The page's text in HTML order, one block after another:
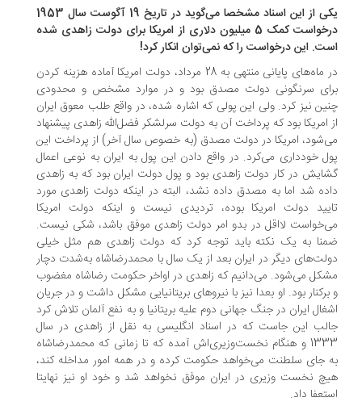
یکی از این اسناد مشخصا می‌گوید در تاریخ 19 آگوست سال 1953
درخواست کمک 5 میلیون دلاری از امریکا برای دولت زاهدی شده
این درخواست را که نمی‌توان انکار کرد!
در ماه‌های پایانی منتهی به 28 مرداد، دولت امریکا آماده هزینه کردن
سرنگونی دولت مصدق بود و در موارد مشخص و محدودی
نیز کرد. ولی این پولی که اشاره شده، در واقع طلب معوق ایران
امریکا بود که پرداخت آن به دولت سرلشکر فضل‌الله زاهدی پیشنهاد
امریکا در دولت مصدق (به خصوص سال آخر) از پرداخت این
خودداری می‌کرد. در واقع دادن این پول به ایران به نوعی اعمال
در کار دولت زاهدی بود و پول دولت ایران بود که به زاهدی
شد اما به مصدق داده نشد، البته در اینکه دولت زاهدی مورد
دولت امریکا بوده، تردیدی نیست و اینکه دولت امریکا
لااقل در بدو امر دولت زاهدی موفق باشد، شکی نیست.
به یک نکته باید توجه کرد که دولت زاهدی هم مثل خیلی
دیگر در ایران بعد از یک سال با محمدرضاشاه به‌شدت دچار
می‌شود. می‌دانیم که زاهدی در اواخر حکومت رضاشاه مغضوب
بود. او بعدا نیز با نیروهای بریتانیایی مشکل داشت و در جریان
ایران در جنگ جهانی دوم علیه بریتانیا و به نفع آلمان تلاش کرد
این جاست که در اسناد انگلیسی به نقل از زاهدی در سال
1333 و هنگام نخست‌وزیری‌اش آمده که تا زمانی که محمدرضاشاه
جای سلطنت می‌خواهد حکومت کرده و در همه امور مداخله کند،
نخست وزیری در ایران موفق نخواهد شد و خود او نیز نهایتا
داد.